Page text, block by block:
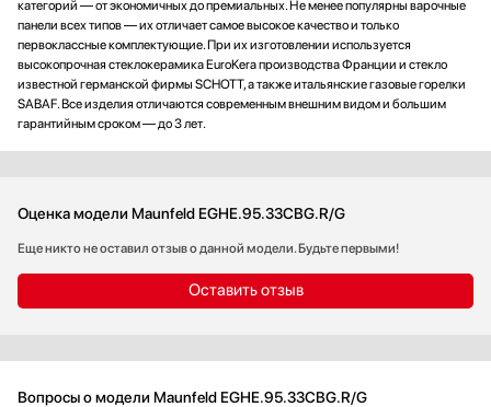
категорий — от экономичных до премиальных. Не менее популярны варочные
панели всех типов — их отличает самое высокое качество и только
первоклассные комплектующие. При их изготовлении используется
высокопрочная стеклокерамика EuroKera производства Франции и стекло
известной германской фирмы SCHOTT, а также итальянские газовые горелки
SABAF. Все изделия отличаются современным внешним видом и большим
гарантийным сроком — до 3 лет.
Оценка модели Maunfeld EGHE.95.33CBG.R/G
Еще никто не оставил отзыв о данной модели. Будьте первыми!
Оставить отзыв
Вопросы о модели Maunfeld EGHE.95.33CBG.R/G